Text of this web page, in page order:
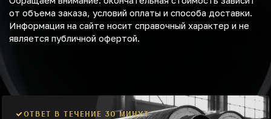
от объема заказа, условий оплаты и способа доставки.
Информация на сайте носит справочный характер и не
является публичной офертой.
ОТВЕТ В ТЕЧЕНИЕ 30 МИНУТ